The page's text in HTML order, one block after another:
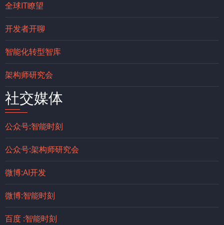
全球IT瞭望
开发者开聊
智能化转型智库
架构师研究会
社交媒体
公众号:智能时刻
公众号:架构师研究会
微博:AI开发
微博:智能时刻
百度 :智能时刻